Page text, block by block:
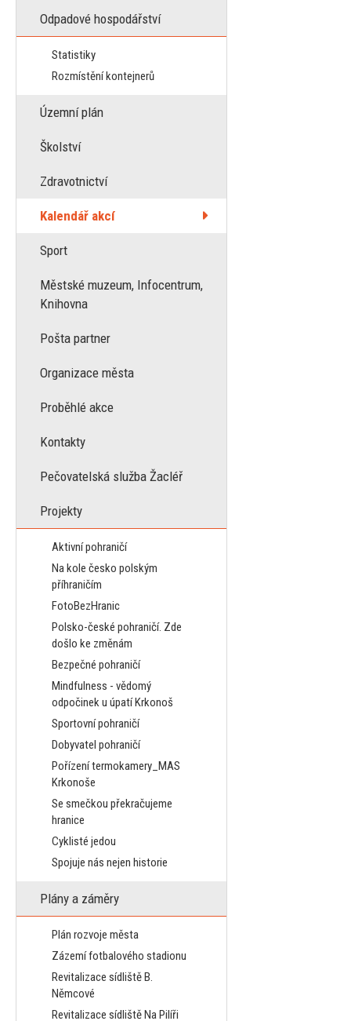
Odpadové hospodářství
Statistiky
Rozmístění kontejnerů
Územní plán
Školství
Zdravotnictví
Kalendář akcí
Sport
Městské muzeum, Infocentrum,
Knihovna
Pošta partner
Organizace města
Proběhlé akce
Kontakty
Pečovatelská služba Žacléř
Projekty
Aktivní pohraničí
Na kole česko polským
příhraničím
FotoBezHranic
Polsko-české pohraničí. Zde
došlo ke změnám
Bezpečné pohraničí
Mindfulness - vědomý
odpočinek u úpatí Krkonoš
Sportovní pohraničí
Dobyvatel pohraničí
Pořízení termokamery_MAS
Krkonoše
Se smečkou překračujeme
hranice
Cyklisté jedou
Spojuje nás nejen historie
Plány a záměry
Plán rozvoje města
Zázemí fotbalového stadionu
Revitalizace sídliště B.
Němcové
Revitalizace sídliště Na Pilíři